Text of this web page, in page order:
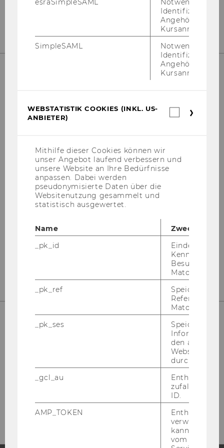
FACE­BOOK
WHATS­AP­P­GRUP­PE
LAUFEND INFORMIERT BLEIBEN!
esraSimpleSAML
Notwendig zur
Identifizierung
Angehörige/r für
Kursanmeldung.
SimpleSAML
Notwendig zur
Identifizierung
Angehörige/r für
Kursanmeldung.
WEBSTATISTIK COOKIES (INKL. US-
ANBIETER)
Mithilfe dieser Cookies können wir
unser Angebot laufend verbessern und
unsere Website an Ihre Bedürfnisse
anpassen. Dabei werden
pseudonymisierte Daten über die
Websitenutzung gesammelt und
statistisch ausgewertet.
Name
Zweck
_pk_id
Eindeutige
Besuchers
Matomo.
_pk_ref
Speicherung
Referrers
Matomo.
_pk_ses
Speicherung
den aktuellen
durch
_gcl_au
Enthält eine
ID.
AMP_TOKEN
Enthält ein
verwendet
kann, um
vom AMP-